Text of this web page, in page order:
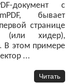
документ с
бывает
странице
(или хидер),
В этом примере
...
Читать